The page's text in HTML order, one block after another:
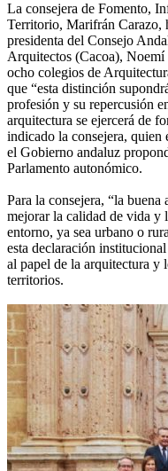
La consejera de Fomento,
Territorio, Marifrán Carazo,
presidenta del Consejo
Arquitectos (Cacoa), Noemí
ocho colegios de
que “esta distinción
profesión y su repercusión
arquitectura se ejercerá de
indicado la consejera, quien
el Gobierno andaluz
Parlamento autonómico.
Para la consejera, “la buena
mejorar la calidad de vida y
entorno, ya sea urbano o
esta declaración
al papel de la arquitectura y
territorios.